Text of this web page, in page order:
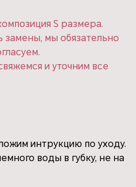
S размера.
замены, мы обязательно
и уточним все
интрукцию по уходу.
воды в губку, не на